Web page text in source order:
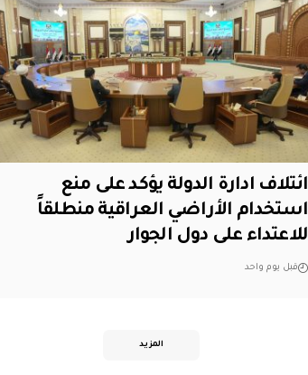
ائتلاف ادارة الدولة يؤكد على منع
استخدام الأراضي العراقية منطلقاً
للاعتداء على دول الجوار
قبل يوم واحد
المزيد